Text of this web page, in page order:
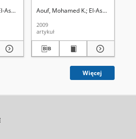
Ashwah, Rabha M. Uniwersytet Marii Curie-
Aouf, Mohamed K. El-Ashwah,
2009
artykuł
Więcej